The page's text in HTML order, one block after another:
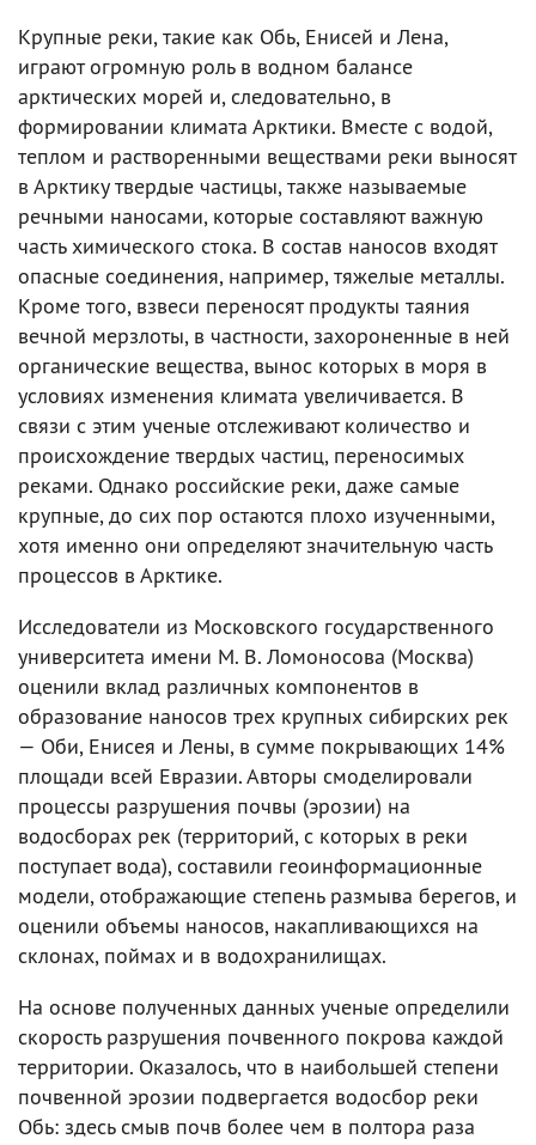
Крупные реки, такие как Обь, Енисей и Лена,
играют огромную роль в водном балансе
арктических морей и, следовательно, в
формировании климата Арктики. Вместе с водой,
теплом и растворенными веществами реки выносят
в Арктику твердые частицы, также называемые
речными наносами, которые составляют важную
часть химического стока. В состав наносов входят
опасные соединения, например, тяжелые металлы.
Кроме того, взвеси переносят продукты таяния
вечной мерзлоты, в частности, захороненные в ней
органические вещества, вынос которых в моря в
условиях изменения климата увеличивается. В
связи с этим ученые отслеживают количество и
происхождение твердых частиц, переносимых
реками. Однако российские реки, даже самые
крупные, до сих пор остаются плохо изученными,
хотя именно они определяют значительную часть
процессов в Арктике.
Исследователи из Московского государственного
университета имени М. В. Ломоносова (Москва)
оценили вклад различных компонентов в
образование наносов трех крупных сибирских рек
— Оби, Енисея и Лены, в сумме покрывающих 14%
площади всей Евразии. Авторы смоделировали
процессы разрушения почвы (эрозии) на
водосборах рек (территорий, с которых в реки
поступает вода), составили геоинформационные
модели, отображающие степень размыва берегов, и
оценили объемы наносов, накапливающихся на
склонах, поймах и в водохранилищах.
На основе полученных данных ученые определили
скорость разрушения почвенного покрова каждой
территории. Оказалось, что в наибольшей степени
почвенной эрозии подвергается водосбор реки
Обь: здесь смыв почв более чем в полтора раза